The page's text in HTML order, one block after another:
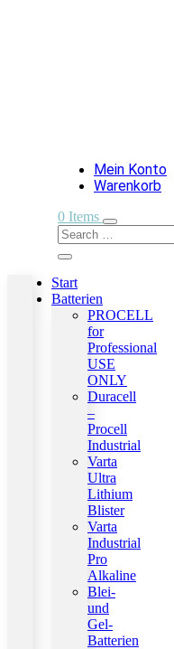
Mein Konto
Warenkorb
0 Items
Start
Batterien
PROCELL
for
Professional
USE
ONLY
Duracell
–
Procell
Industrial
Varta
Ultra
Lithium
Blister
Varta
Industrial
Pro
Alkaline
Blei-
und
Gel-
Batterien